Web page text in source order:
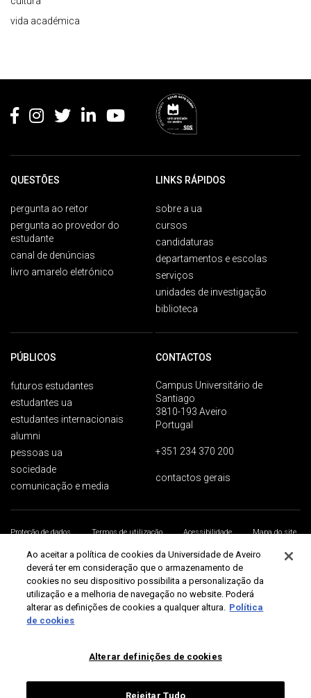
vida académica
QUESTÕES
pergunta ao reitor
pergunta ao provedor do
estudante
canal de denúncias
livro amarelo eletrónico
LINKS RÁPIDOS
sobre a ua
cursos
candidaturas
departamentos e escolas
serviços
unidades de investigação
biblioteca
PÚBLICOS
futuros estudantes
estudantes ua
estudantes internacionais
alumni
pessoas ua
sociedade
comunicação e media
CONTACTOS
Campus Universitário de
Santiago
3810-193 Aveiro
Portugal
+351 234 370 200
contactos gerais
Proteção de dados Termos de utilização Acessibilidade
Mapa do site
Universidade de Aveiro 2026
Ao aceitar a política de cookies da Universidade de Aveiro
deverá ter em consideração que o armazenamento de
cookies no seu dispositivo possibilita a personalização da
utilização e a melhoria de navegação no website. Poderá
alterar as definições de cookies a qualquer altura. Política
de cookies
Alterar definições de cookies
Rejeitar Tudo